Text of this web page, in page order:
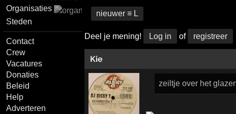
Organisaties
Steden
Contact
Crew
Vacatures
Donaties
Beleid
Help
Adverteren
nieuwer ≡ L
Deel je mening! Log in of registreer
Kie
zeiltje over het